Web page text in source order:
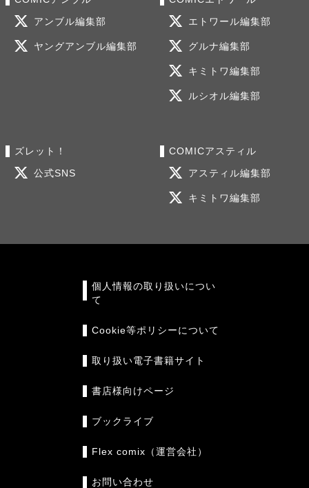
アンブル編集部
ヤングアンブル編集部
エトワール編集部
グルナ編集部
キミトワ編集部
ルシオル編集部
ズレット！
公式SNS
COMICアスティル
アスティル編集部
キミトワ編集部
個人情報の取り扱いについ
て
Cookie等ポリシーについて
取り扱い電子書籍サイト
書店様向けページ
ブックライブ
Flex comix（運営会社）
お問い合わせ